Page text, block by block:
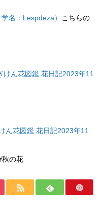
名：Lespdeza）
こちらの
ん花図鑑 花日記2023年11
花図鑑 花日記2023年11
秋の花